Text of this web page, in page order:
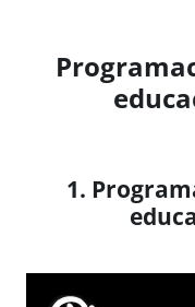
1.